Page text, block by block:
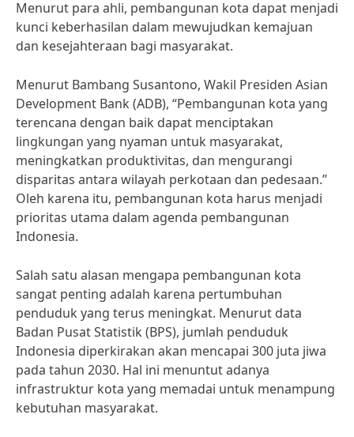
Menurut para ahli, pembangunan kota dapat menjadi
kunci keberhasilan dalam mewujudkan kemajuan
dan kesejahteraan bagi masyarakat.
Menurut Bambang Susantono, Wakil Presiden Asian
Development Bank (ADB), “Pembangunan kota yang
terencana dengan baik dapat menciptakan
lingkungan yang nyaman untuk masyarakat,
meningkatkan produktivitas, dan mengurangi
disparitas antara wilayah perkotaan dan pedesaan.”
Oleh karena itu, pembangunan kota harus menjadi
prioritas utama dalam agenda pembangunan
Indonesia.
Salah satu alasan mengapa pembangunan kota
sangat penting adalah karena pertumbuhan
penduduk yang terus meningkat. Menurut data
Badan Pusat Statistik (BPS), jumlah penduduk
Indonesia diperkirakan akan mencapai 300 juta jiwa
pada tahun 2030. Hal ini menuntut adanya
infrastruktur kota yang memadai untuk menampung
kebutuhan masyarakat.